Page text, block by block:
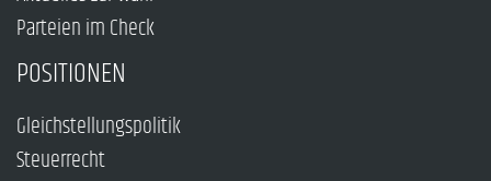
Parteien im Check
POSITIONEN
Gleichstellungspolitik
Steuerrecht